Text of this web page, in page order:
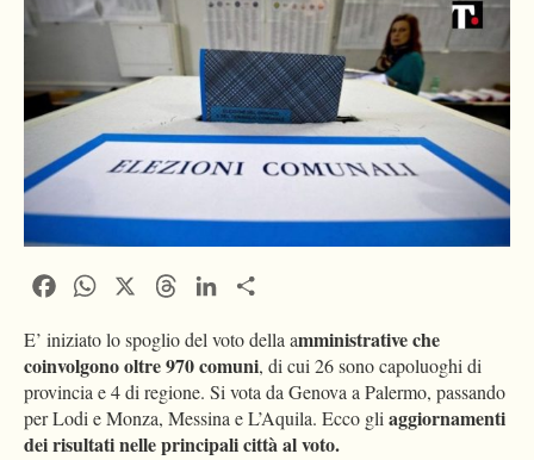
FacebookWhatsApp ThreadsLinkedIn
E’ iniziato lo spoglio del voto della amministrative che
coinvolgono oltre 970 comuni, di cui 26 sono capoluoghi di
provincia e 4 di regione. Si vota da Genova a Palermo, passando
per Lodi e Monza, Messina e L’Aquila. Ecco gliaggiornamenti
dei risultati nelle principali città al voto.